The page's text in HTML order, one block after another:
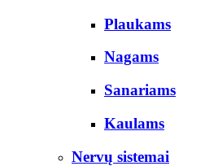
Plaukams
Nagams
Sanariams
Kaulams
Nervų sistemai